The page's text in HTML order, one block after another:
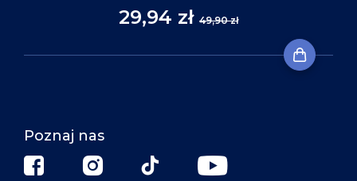
29,94 zł 49,90 zł
Poznaj nas